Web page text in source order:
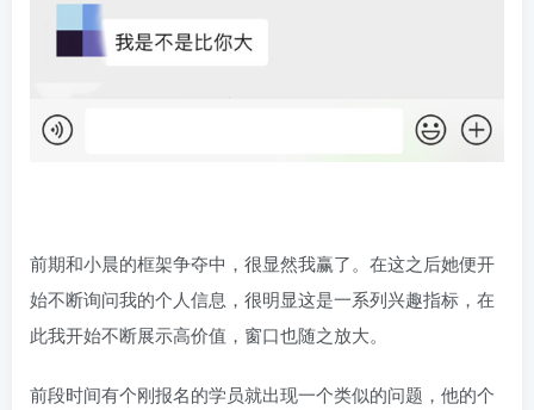
前期和小晨的框架争夺中，很显然我赢了。在这之后她便开
始不断询问我的个人信息，很明显这是一系列兴趣指标，在
此我开始不断展示高价值，窗口也随之放大。
前段时间有个刚报名的学员就出现一个类似的问题，他的个